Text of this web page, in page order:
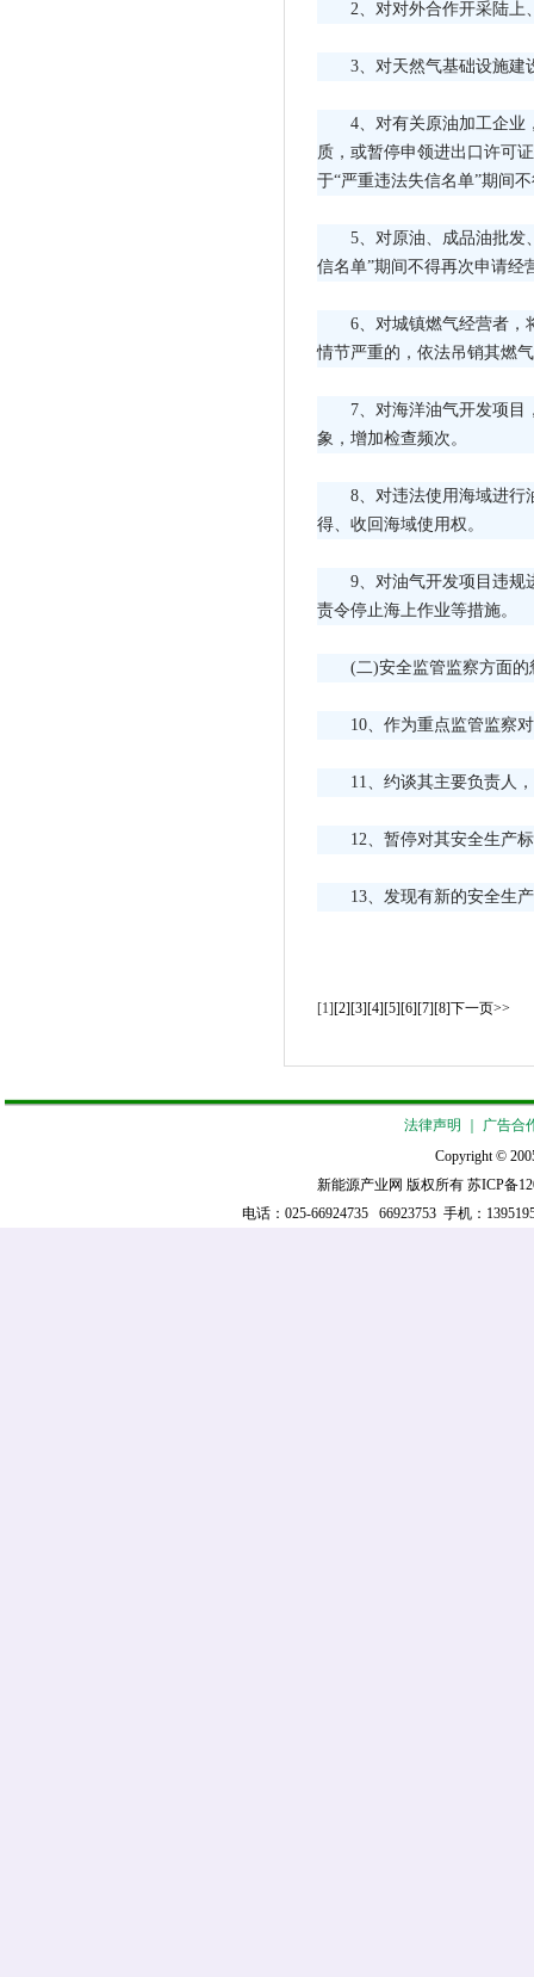
2、对对外合作开采陆上
3、对天然气基础设施建
4、对有关原油加工企业
质，或暂停申领进出口许可
于“严重违法失信名单”期间
5、对原油、成品油批发
信名单”期间不得再次申请经
6、对城镇燃气经营者，
情节严重的，依法吊销其燃
7、对海洋油气开发项目
象，增加检查频次。
8、对违法使用海域进行
得、收回海域使用权。
9、对油气开发项目违规
责令停止海上作业等措施。
(二)安全监管监察方面的
10、作为重点监管监察
11、约谈其主要负责人
12、暂停对其安全生产
13、发现有新的安全生
[1][2][3][4][5][6][7][8]下一页>>
法律声明
广告合
Copyright ©
新能源产业网 版权所有 苏ICP备
电话：025-66924735 66923753 手机：